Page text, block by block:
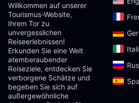
Willkommen auf unserer
Tourismus-Website,
Ihrem Tor zu
unvergesslichen
Reiseerlebnissen!
Erkunden Sie eine Welt
atemberaubender
Reiseziele, entdecken Sie
verborgene Schätze und
begeben Sie sich auf
außergewöhnliche